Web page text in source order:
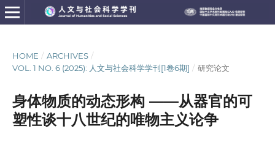
HOME / ARCHIVES /
VOL. 1 NO. 6 (2025): 人文与社会科学学刊[1卷6期] / 研究论文
身体物质的动态形构 ——从器官的可
塑性谈十八世纪的唯物主义论争